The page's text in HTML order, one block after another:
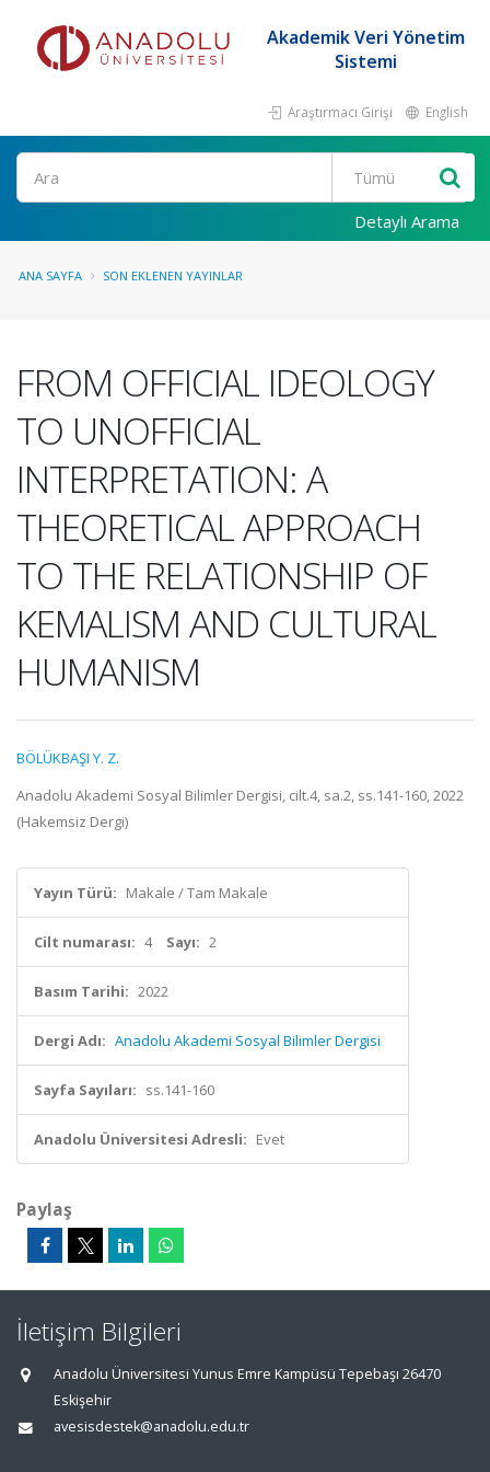
Akademik Veri Yönetim
Sistemi
Araştırmacı Girişi English
Ara
Detaylı Arama
ANA SAYFA SON EKLENEN YAYINLAR
FROM OFFICIAL IDEOLOGY
TO UNOFFICIAL
INTERPRETATION: A
THEORETICAL APPROACH
TO THE RELATIONSHIP OF
KEMALISM AND CULTURAL
HUMANISM
BÖLÜKBAŞI Y. Z.
Anadolu Akademi Sosyal Bilimler Dergisi, cilt.4, sa.2, ss.141-160, 2022
(Hakemsiz Dergi)
Yayın Türü: Makale / Tam Makale
Cilt numarası: 4 Sayı: 2
Basım Tarihi: 2022
Dergi Adı: Anadolu Akademi Sosyal Bilimler Dergisi
Sayfa Sayıları: ss.141-160
Anadolu Üniversitesi Adresli: Evet
Paylaş
İletişim Bilgileri
Anadolu Üniversitesi Yunus Emre Kampüsü Tepebaşı 26470
Eskişehir
avesisdestek@anadolu.edu.tr